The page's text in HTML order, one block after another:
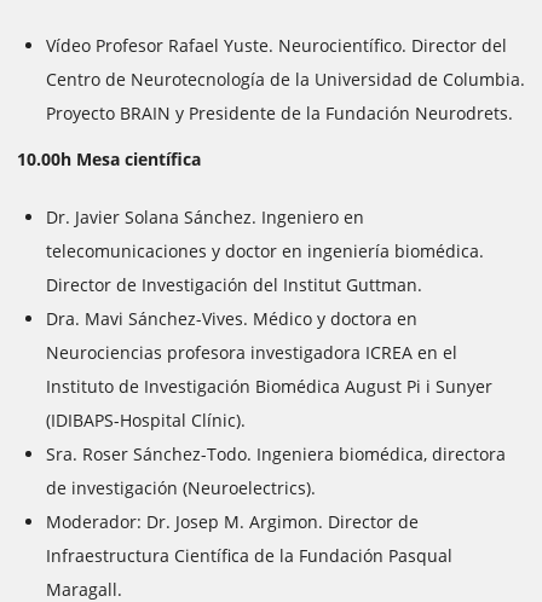
Vídeo Profesor Rafael Yuste. Neurocientífico. Director del
Centro de Neurotecnología de la Universidad de Columbia.
Proyecto BRAIN y Presidente de la Fundación Neurodrets.
10.00h Mesa científica
Dr. Javier Solana Sánchez. Ingeniero en
telecomunicaciones y doctor en ingeniería biomédica.
Director de Investigación del Institut Guttman.
Dra. Mavi Sánchez-Vives. Médico y doctora en
Neurociencias profesora investigadora ICREA en el
Instituto de Investigación Biomédica August Pi i Sunyer
(IDIBAPS-Hospital Clínic).
Sra. Roser Sánchez-Todo. Ingeniera biomédica, directora
de investigación (Neuroelectrics).
Moderador: Dr. Josep M. Argimon. Director de
Infraestructura Científica de la Fundación Pasqual
Maragall.